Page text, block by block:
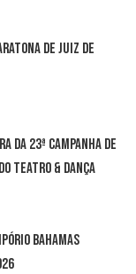
de Juiz de
da 23ª Campanha de
Teatro & Dança
Bahamas